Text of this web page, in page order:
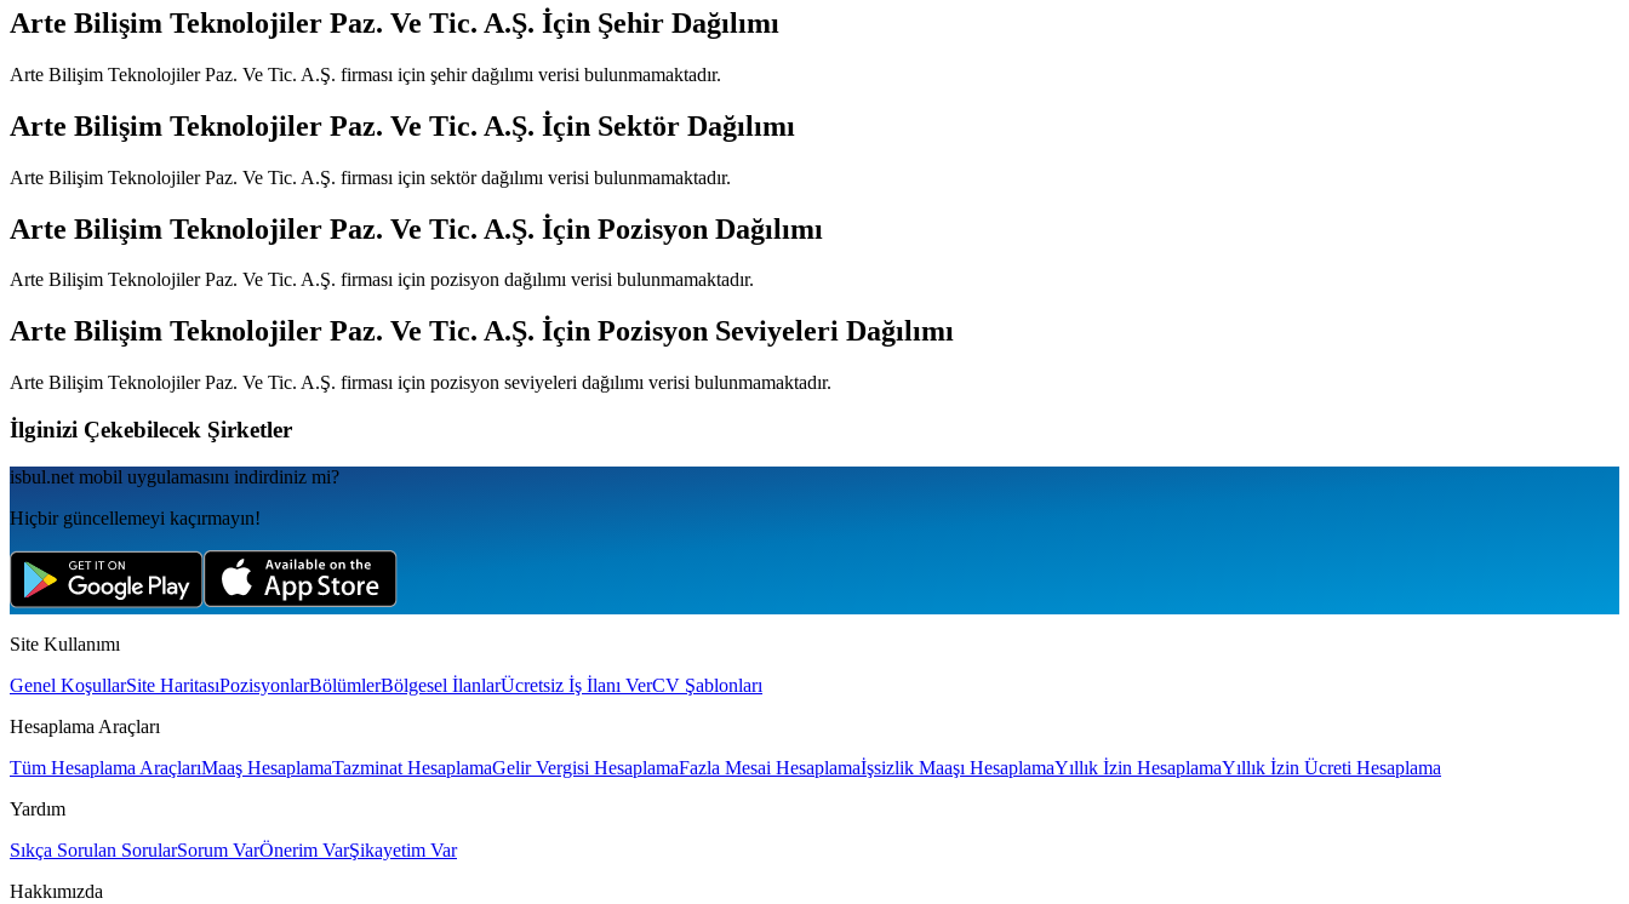
Arte Bilişim Teknolojiler Paz. Ve Tic. A.Ş. İçin Şehir Dağılımı
Arte Bilişim Teknolojiler Paz. Ve Tic. A.Ş. firması için şehir dağılımı verisi bulunmamaktadır.
Arte Bilişim Teknolojiler Paz. Ve Tic. A.Ş. İçin Sektör Dağılımı
Arte Bilişim Teknolojiler Paz. Ve Tic. A.Ş. firması için sektör dağılımı verisi bulunmamaktadır.
Arte Bilişim Teknolojiler Paz. Ve Tic. A.Ş. İçin Pozisyon Dağılımı
Arte Bilişim Teknolojiler Paz. Ve Tic. A.Ş. firması için pozisyon dağılımı verisi bulunmamaktadır.
Arte Bilişim Teknolojiler Paz. Ve Tic. A.Ş. İçin Pozisyon Seviyeleri Dağılımı
Arte Bilişim Teknolojiler Paz. Ve Tic. A.Ş. firması için pozisyon seviyeleri dağılımı verisi bulunmamaktadır.
İlginizi Çekebilecek Şirketler
isbul.net mobil uygulamаsını indirdiniz mi?
Hiçbir güncellemeyi kaçırmayın!
Site Kullanımı
Genel KoşullarSite HaritasıPozisyonlarBölümlerBölgesel İlanlarÜcretsiz İş İlanı VerCV Şablonları
Hesaplama Araçları
Tüm Hesaplama AraçlarıMaaş HesaplamaTazminat HesaplamaGelir Vergisi HesaplamaFazla Mesai Hesaplamaİşsizlik Maaşı HesaplamaYıllık İzin HesaplamaYıllık İzin Ücreti Hesaplama
Yardım
Sıkça Sorulan SorularSorum VarÖnerim VarŞikayetim Var
Hakkımızda